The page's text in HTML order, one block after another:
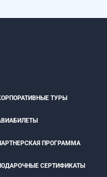
ТУРЫ
ПРОГРАММА
СЕРТИФИКАТЫ